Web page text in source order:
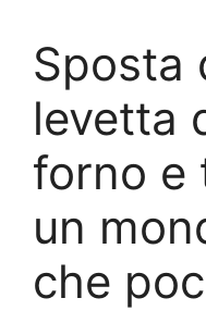
Sposta
levetta
forno e
un
che